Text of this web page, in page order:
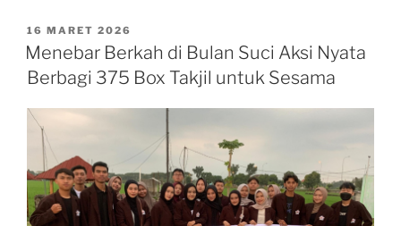
POSTED
ON
16 MARET 2026
Menebar Berkah di Bulan Suci Aksi Nyata
Berbagi 375 Box Takjil untuk Sesama